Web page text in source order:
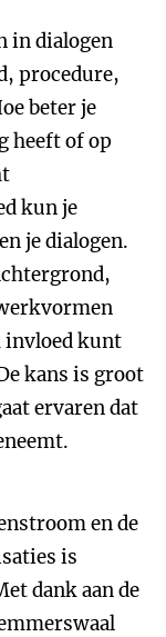
in dialogen
procedure,
beter je
heeft of op
kun je
je dialogen.
invloed kunt
kans is groot
ervaren dat
en de
is
dank aan de